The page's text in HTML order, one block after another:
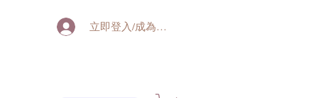
立即登入/成為會員